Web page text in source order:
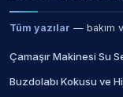
Tüm yazılar — bakım
Çamaşır Makinesi Su
Buzdolabı Kokusu ve